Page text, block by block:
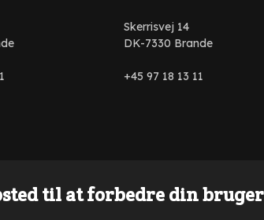
Skerrisvej 14
DK-7330 Brande
+45 97 18 13 11
til at forbedre din